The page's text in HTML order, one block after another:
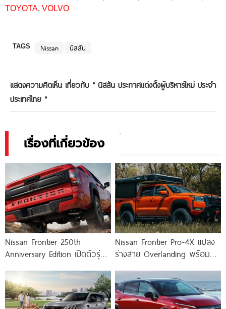
TOYOTA, VOLVO
TAGS Nissan นิสสัน
แสดงความคิดเห็น เกี่ยวกับ " นิสสัน ประกาศแต่งตั้งผู้บริหารใหม่ ประจำ
ประเทศไทย "
เรื่องที่เกี่ยวข้อง
Nissan Frontier 250th
Anniversary Edition เปิดตัวรุ่น
ผลิตเพียง
Nissan Frontier Pro-4X แปลง
ร่างสาย Overlanding พร้อม